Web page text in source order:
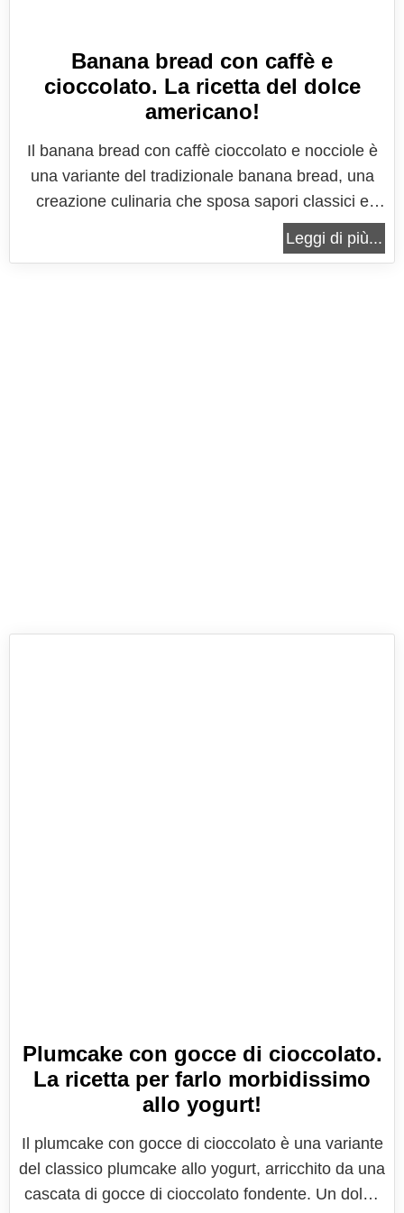
Banana bread con caffè e
cioccolato. La ricetta del dolce
americano!
Il banana bread con caffè cioccolato e nocciole è
una variante del tradizionale banana bread, una
creazione culinaria che sposa sapori classici e
innovativi in un connubio irresistibile. Questo
dolce, soffice e umido, rappresenta una
Leggi di più...
Plumcake con gocce di cioccolato.
La ricetta per farlo morbidissimo
allo yogurt!
Il plumcake con gocce di cioccolato è una variante
del classico plumcake allo yogurt, arricchito da una
cascata di gocce di cioccolato fondente. Un dolce